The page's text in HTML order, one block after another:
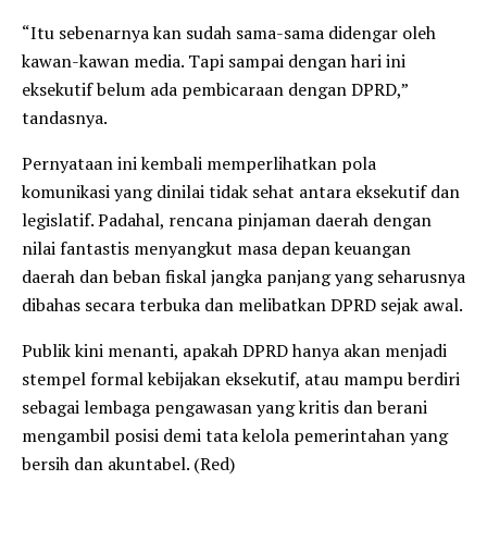
“Itu sebenarnya kan sudah sama-sama didengar oleh
kawan-kawan media. Tapi sampai dengan hari ini
eksekutif belum ada pembicaraan dengan DPRD,”
tandasnya.
Pernyataan ini kembali memperlihatkan pola
komunikasi yang dinilai tidak sehat antara eksekutif dan
legislatif. Padahal, rencana pinjaman daerah dengan
nilai fantastis menyangkut masa depan keuangan
daerah dan beban fiskal jangka panjang yang seharusnya
dibahas secara terbuka dan melibatkan DPRD sejak awal.
Publik kini menanti, apakah DPRD hanya akan menjadi
stempel formal kebijakan eksekutif, atau mampu berdiri
sebagai lembaga pengawasan yang kritis dan berani
mengambil posisi demi tata kelola pemerintahan yang
bersih dan akuntabel. (Red)